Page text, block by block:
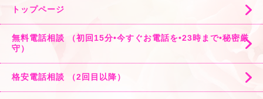
トップページ
無料電話相談 （初回15分•今すぐお電話を•23時まで•秘密厳
守）
格安電話相談 （2回目以降）